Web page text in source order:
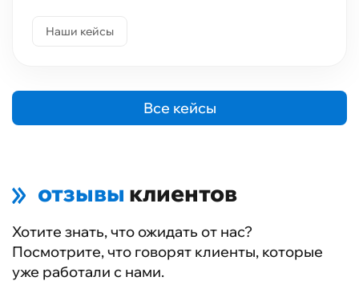
Наши кейсы
Все кейсы
отзывы клиентов
Хотите знать, что ожидать от нас?
Посмотрите, что говорят клиенты, которые
уже работали с нами.